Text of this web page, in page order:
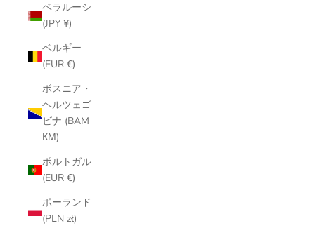
ベラルーシ
(JPY ¥)
ベルギー
(EUR €)
ボスニア・
ヘルツェゴ
ビナ (BAM
КМ)
ポルトガル
(EUR €)
ポーランド
(PLN zł)